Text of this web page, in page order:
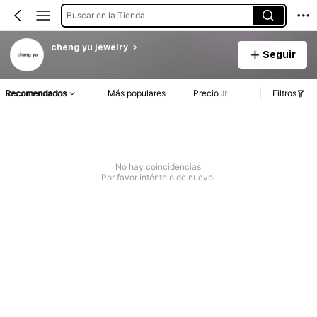
Buscar en la Tienda
cheng yu jewelry
Seguir
Recomendados Más populares Precio Filtros
No hay coincidencias
Por favor inténtelo de nuevo.